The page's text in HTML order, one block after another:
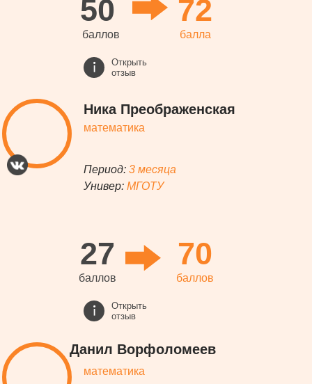
50
баллов
72
балла
Открыть
отзыв
Ника Преображенская
математика
Период: 3 месяца
Универ: МГОТУ
27
баллов
70
баллов
Открыть
отзыв
Данил Ворфоломеев
математика